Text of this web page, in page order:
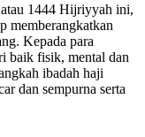
1444 Hijriyyah ini,
memberangkatkan
Kepada para
baik fisik, mental dan
ibadah haji
dan sempurna serta